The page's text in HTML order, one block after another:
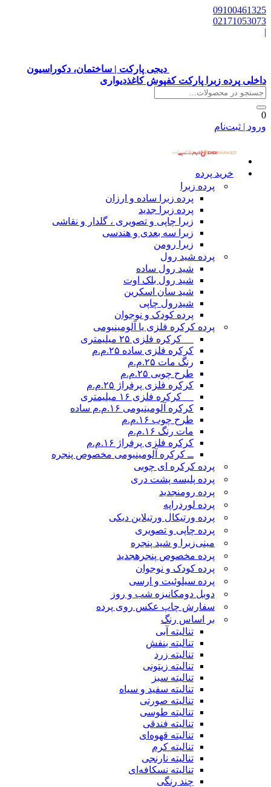
09100461325
02171053073
|
دیجی پارکت | ساختمان، دکوراسیون
داخلی پرده زبرا پارکت کفپوش کاغذدیواری
0
ورود | ثبت‌نام
خرید پرده
پرده زبرا
پرده زبرا ساده و ارزان
پرده زبرا جدید
زبرا چاپی و تصویری ، گلدار و نقاشی
زبرا سه بعدی و هندسی
زبرا رومن
پرده شید رول
شید رول ساده
شید رول بلک اوت
شید سان اسکرین
شیدرول چاپی
پرده کودک و نوجوان
پرده کرکره فلزی یا آلومینیومی
__ کرکره فلزی ۲۵ میلیمتری
کرکره فلزی ساده ۲۵.م.م
رنگ مات ۲۵.م.م
طرح چوبی ۲۵.م.م
کرکره فلزی پرفراژ ۲۵.م.م
__ کرکره فلزی ۱۶ میلیمتری
کرکره آلومینیومی ۱۶.م.م ساده
طرح چوب ۱۶.م.م
مات رنگ ۱۶.م.م
کرکره فلزی پرفراژ ۱۶.م.م
ــ کرکره آلومینیومی مخصوص پنجره
پرده کرکره ای چوبی
پرده پلیسه پشت دری
پرده رومنجدید
پرده لوردراپه
پرده ورتیکال ورتیلاین دیکی
پرده چاپی و تصویری
مینی‌زبرا و شید پنجره
پرده مخصوص پنجرهجدید
پرده کودک و نوجوان
پرده سیلوئیت و ارسی
دوبل دومکانیزه شب و روز
سفارش چاپ عکس روی پرده
بر اساس رنگ
تنالیته آبی
تنالیته بنفش
تنالیته زرد
تنالیته زیتونی
تنالیته سبز
تنالیته سفید و سیاه
تنالیته صورتی
تنالیته طوسی
تنالیته فندقی
تنالیته قهوه‌ای
تنالیته کرم
تنالیته نارنجی
تنالیته نسکافه‌ای
چند رنگی